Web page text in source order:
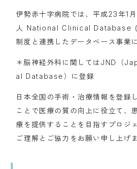
伊勢赤十字病院では、平成23年1
人 National Clinical Database
制度と連携したデータベース事業
＊脳神経外科に関してはJND（
al Database）に登録
日本全国の手術・治療情報を登録
ことで医療の質の向上に役立て、
療を提供することを目指すプロジ
ご理解とご協力をお願い申し上げま